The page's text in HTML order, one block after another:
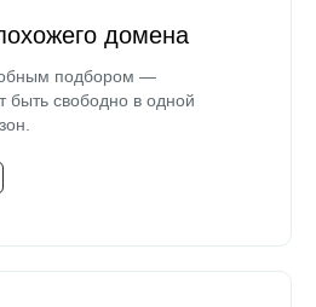
домена
подбором —
быть свободно в одной